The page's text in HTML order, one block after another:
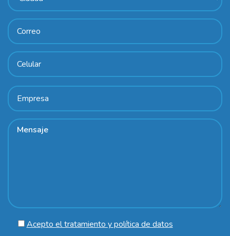
Acepto el tratamiento y política de datos